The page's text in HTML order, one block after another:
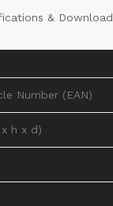
& Download
Number (EAN)
x h x d)